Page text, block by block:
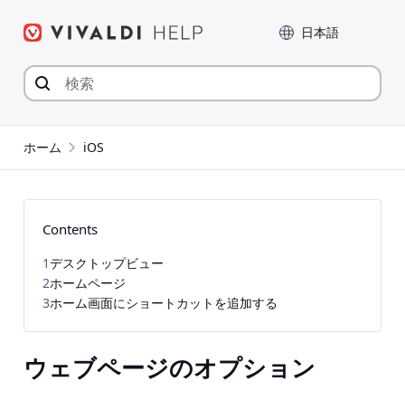
言語
ホーム iOS
ウェブページのオプション
Contents
1デスクトップビュー
2ホームページ
3ホーム画面にショートカットを追加する